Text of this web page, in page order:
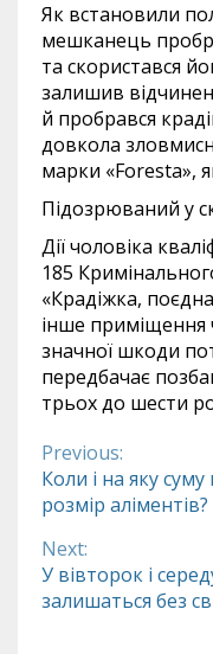
Як встановили
мешканець
та скористався
залишив
й пробрався
довкола
марки «Foresta»,
Підозрюваний у
Дії чоловіка
185
«Крадіжка,
інше
значної шкоди
передбачає
трьох до шести
Continue
Reading
Previous:
Коли і на яку
розмір аліментів?
Next:
У вівторок і
залишаться без